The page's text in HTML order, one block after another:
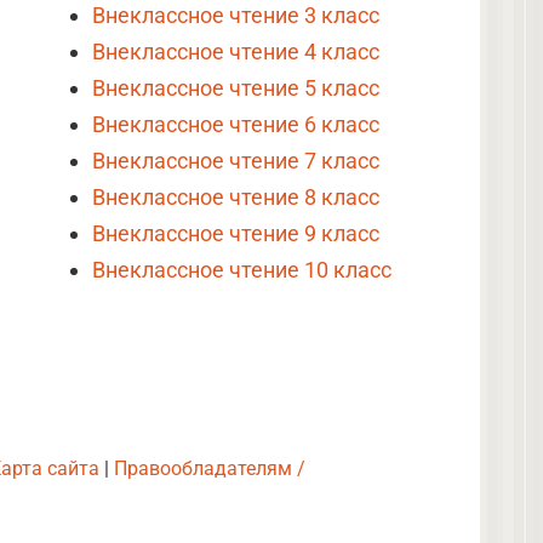
Внеклассное чтение 3 класс
Внеклассное чтение 4 класс
Внеклассное чтение 5 класс
Внеклассное чтение 6 класс
Внеклассное чтение 7 класс
Внеклассное чтение 8 класс
Внеклассное чтение 9 класс
Внеклассное чтение 10 класс
сайта | Правообладателям /